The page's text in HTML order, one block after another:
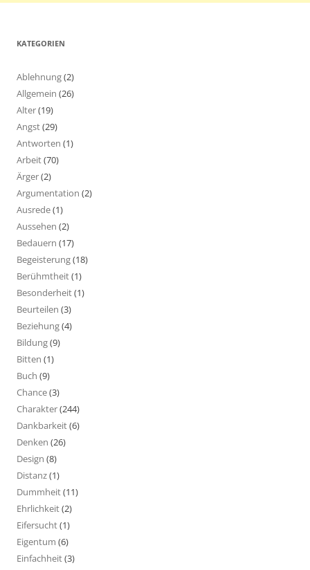
KATEGORIEN
Ablehnung(2)
Allgemein (26)
Alter(19)
Angst(29)
Antworten (1)
Arbeit(70)
Ärger(2)
Argumentation (2)
Ausrede(1)
Aussehen (2)
Bedauern (17)
Begeisterung(18)
Berühmtheit(1)
Besonderheit(1)
Beurteilen (3)
Beziehung(4)
Bildung(9)
Bitten (1)
Buch (9)
Chance(3)
Charakter(244)
Dankbarkeit(6)
Denken (26)
Design (8)
Distanz(1)
Dummheit(11)
Ehrlichkeit(2)
Eifersucht(1)
Eigentum (6)
Einfachheit(3)